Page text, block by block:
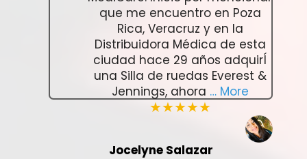
que me encuentro en Poza
Rica, Veracruz y en la
Distribuidora Médica de esta
ciudad hace 29 años adquirÍ
una Silla de ruedas Everest &
Jennings, ahora … More
★★★★★
Jocelyne Salazar